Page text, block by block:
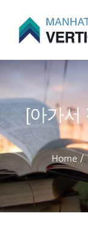
[아가서
Home /